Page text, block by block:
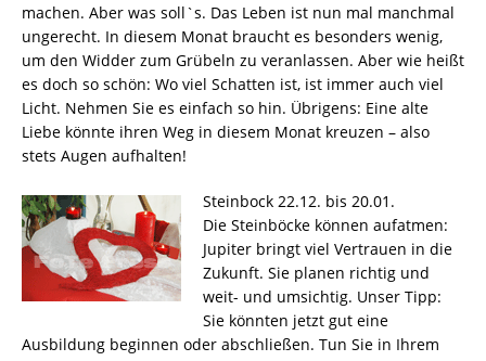
machen. Aber was soll`s. Das Leben ist nun mal manchmal
ungerecht. In diesem Monat braucht es besonders wenig,
um den Widder zum Grübeln zu veranlassen. Aber wie heißt
es doch so schön: Wo viel Schatten ist, ist immer auch viel
Licht. Nehmen Sie es einfach so hin. Übrigens: Eine alte
Liebe könnte ihren Weg in diesem Monat kreuzen – also
stets Augen aufhalten!
Steinbock 22.12. bis 20.01.
Die Steinböcke können aufatmen:
Jupiter bringt viel Vertrauen in die
Zukunft. Sie planen richtig und
weit- und umsichtig. Unser Tipp:
Sie könnten jetzt gut eine
Ausbildung beginnen oder abschließen. Tun Sie in Ihrem